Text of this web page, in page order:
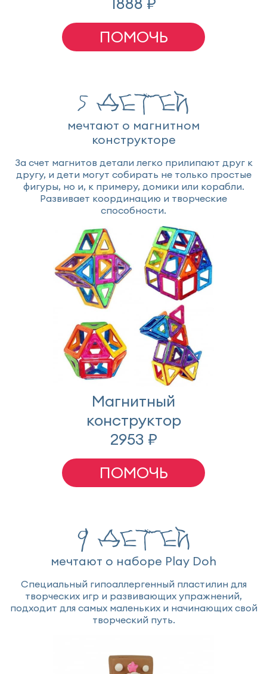
ПОМОЧЬ
5 детей
мечтают о магнитном
конструкторе
За счет магнитов детали легко прилипают друг к
другу, и дети могут собирать не только простые
фигуры, но и, к примеру, домики или корабли.
Развивает координацию и творческие
способности.
Магнитный
конструктор
2953 ₽
ПОМОЧЬ
9 детей
мечтают о наборе Play Doh
Специальный гипоаллергенный пластилин для
творческих игр и развивающих упражнений,
подходит для самых маленьких и начинающих свой
творческий путь.